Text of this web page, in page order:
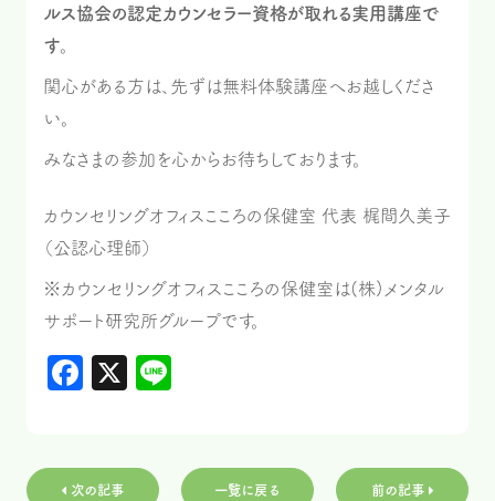
ルス協会の認定カウンセラー資格が取れる実用講座で
す。
関心がある方は、先ずは無料体験講座へお越しくださ
い。
みなさまの参加を心からお待ちしております。
カウンセリングオフィスこころの保健室 代表 梶間久美子
（公認心理師）
※カウンセリングオフィスこころの保健室は(株)メンタル
サポート研究所グループです。
Facebook
X
次の記事 一覧に戻る 前の記事